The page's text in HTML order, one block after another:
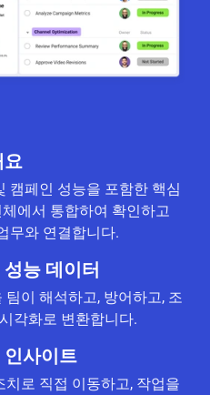
캠페인 성능을 포함한 핵심
에서 통합하여 확인하고
무와 연결합니다.
능 데이터
이 해석하고, 방어하고, 조
각화로 변환합니다.
사이트
로 직접 이동하고, 작업을